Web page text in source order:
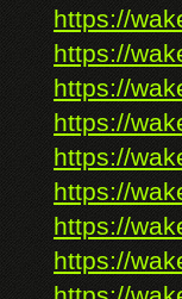
https://
https://
https://
https://
https://
https://
https://
https://